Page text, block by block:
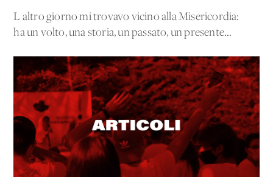
L'altro giorno mi trovavo vicino alla Misericordia:
ha un volto, una storia, un passato, un presente...